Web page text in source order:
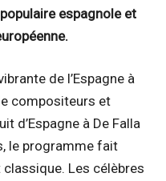
espagnole et
de l’Espagne à
compositeurs et
d’Espagne à De Falla
le programme fait
Les célèbres